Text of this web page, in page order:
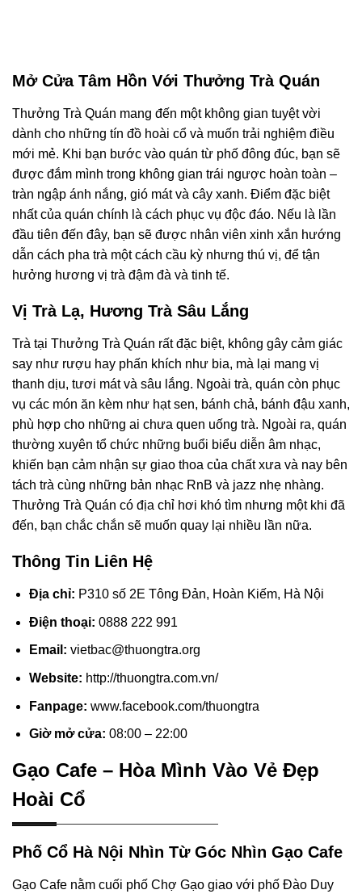
Mở Cửa Tâm Hồn Với Thưởng Trà Quán
Thưởng Trà Quán mang đến một không gian tuyệt vời
dành cho những tín đồ hoài cổ và muốn trải nghiệm điều
mới mẻ. Khi bạn bước vào quán từ phố đông đúc, bạn sẽ
được đắm mình trong không gian trái ngược hoàn toàn –
tràn ngập ánh nắng, gió mát và cây xanh. Điểm đặc biệt
nhất của quán chính là cách phục vụ độc đáo. Nếu là lần
đầu tiên đến đây, bạn sẽ được nhân viên xinh xắn hướng
dẫn cách pha trà một cách cầu kỳ nhưng thú vị, để tận
hưởng hương vị trà đậm đà và tinh tế.
Vị Trà Lạ, Hương Trà Sâu Lắng
Trà tại Thưởng Trà Quán rất đặc biệt, không gây cảm giác
say như rượu hay phấn khích như bia, mà lại mang vị
thanh dịu, tươi mát và sâu lắng. Ngoài trà, quán còn phục
vụ các món ăn kèm như hạt sen, bánh chả, bánh đậu xanh,
phù hợp cho những ai chưa quen uống trà. Ngoài ra, quán
thường xuyên tổ chức những buổi biểu diễn âm nhạc,
khiến bạn cảm nhận sự giao thoa của chất xưa và nay bên
tách trà cùng những bản nhạc RnB và jazz nhẹ nhàng.
Thưởng Trà Quán có địa chỉ hơi khó tìm nhưng một khi đã
đến, bạn chắc chắn sẽ muốn quay lại nhiều lần nữa.
Thông Tin Liên Hệ
Địa chỉ: P310 số 2E Tông Đản, Hoàn Kiếm, Hà Nội
Điện thoại: 0888 222 991
Email: vietbac@thuongtra.org
Website: http://thuongtra.com.vn/
Fanpage: www.facebook.com/thuongtra
Giờ mở cửa: 08:00 – 22:00
Gạo Cafe – Hòa Mình Vào Vẻ Đẹp
Hoài Cổ
Phố Cổ Hà Nội Nhìn Từ Góc Nhìn Gạo Cafe
Gạo Cafe nằm cuối phố Chợ Gạo giao với phố Đào Duy